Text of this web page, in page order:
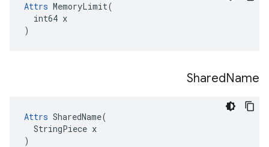
Attrs MemoryLimit(
  int64 x
)
SharedName
Attrs SharedName(
  StringPiece x
)